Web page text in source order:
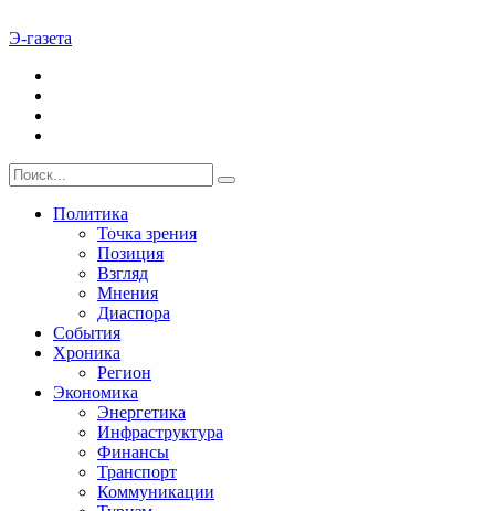
Э-газета
Политика
Точка зрения
Позиция
Взгляд
Мнения
Диаспора
События
Хроника
Регион
Экономика
Энергетика
Инфраструктура
Финансы
Транспорт
Коммуникации